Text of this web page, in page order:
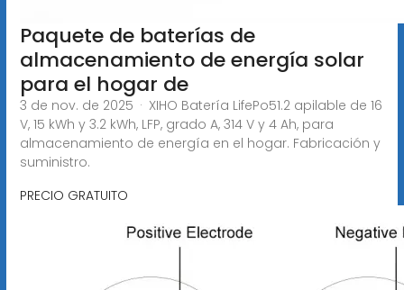
Paquete de baterías de
almacenamiento de energía solar
para el hogar de
3 de nov. de 2025 · XIHO Batería LifePo51.2 apilable de 16
V, 15 kWh y 3.2 kWh, LFP, grado A, 314 V y 4 Ah, para
almacenamiento de energía en el hogar. Fabricación y
suministro.
PRECIO GRATUITO